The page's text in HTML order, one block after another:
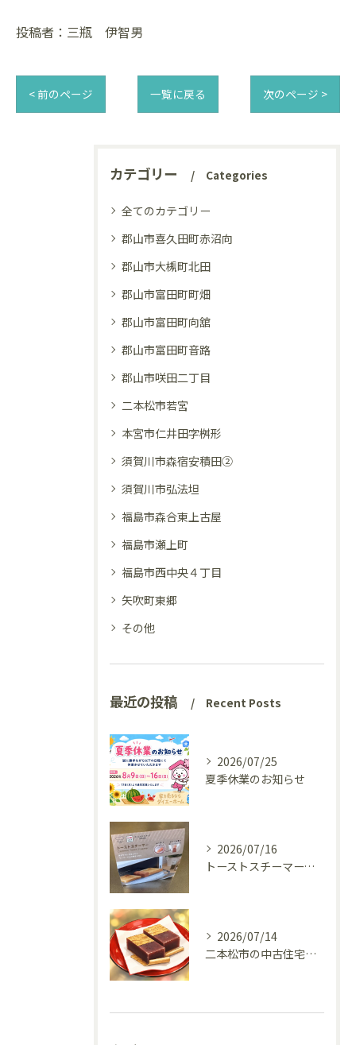
投稿者：三瓶 伊智男
< 前のページ 一覧に戻る 次のページ >
カテゴリー Categories
全てのカテゴリー
郡山市喜久田町赤沼向
郡山市大槻町北田
郡山市富田町町畑
郡山市富田町向舘
郡山市富田町音路
郡山市咲田二丁目
二本松市若宮
本宮市仁井田字桝形
須賀川市森宿安積田②
須賀川市弘法坦
福島市森合東上古屋
福島市瀬上町
福島市西中央４丁目
矢吹町東郷
その他
最近の投稿 Recent Posts
2026/07/25
夏季休業のお知らせ
2026/07/16
トーストスチーマーで、いつものパンが少し変わった話
2026/07/14
二本松市の中古住宅、リフォーム前の様子を見てきました(^^♪